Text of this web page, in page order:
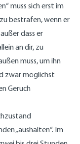
muss sich erst im
bestrafen, wenn er
dass er
an dir, zu
muss, um ihn
zwar möglichst
Geruch
„aushalten“. Im